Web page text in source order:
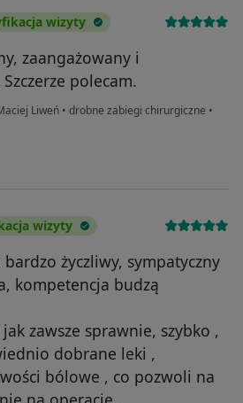
wizyty
zaangażowany i
polecam.
Liweń • drobne zabiegi chirurgiczne •
wizyty
życzliwy, sympatyczny
kompetencja budzą
zawsze sprawnie, szybko ,
dobrane leki ,
bólowe , co pozwoli na